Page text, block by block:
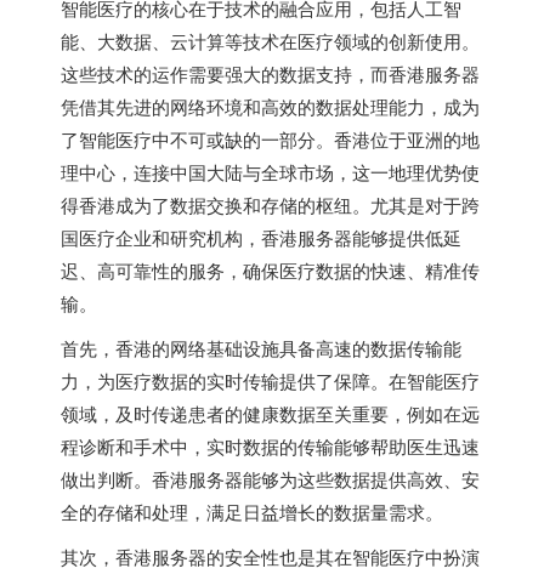
智能医疗的核心在于技术的融合应用，包括人工智
能、大数据、云计算等技术在医疗领域的创新使用。
这些技术的运作需要强大的数据支持，而香港服务器
凭借其先进的网络环境和高效的数据处理能力，成为
了智能医疗中不可或缺的一部分。香港位于亚洲的地
理中心，连接中国大陆与全球市场，这一地理优势使
得香港成为了数据交换和存储的枢纽。尤其是对于跨
国医疗企业和研究机构，香港服务器能够提供低延
迟、高可靠性的服务，确保医疗数据的快速、精准传
输。
首先，香港的网络基础设施具备高速的数据传输能
力，为医疗数据的实时传输提供了保障。在智能医疗
领域，及时传递患者的健康数据至关重要，例如在远
程诊断和手术中，实时数据的传输能够帮助医生迅速
做出判断。 香港服务器能够为这些数据提供高效、安
全的存储和处理，满足日益增长的数据量需求。
其次， 香港服务器的安全性也是其在智能医疗中扮演